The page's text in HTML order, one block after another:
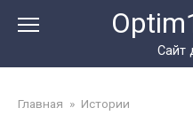
Сайт
Главная » Истории